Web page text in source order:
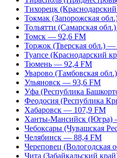
Тихорецк
Токмак (Запорожская
Тольятти (Самарская
Томск — 92,6 FM
Торжок (Тверская обл.)
Туапсе (Краснодарский
Тюмень — 92,4 FM
Уварово (Тамбовская
Ульяновск — 93,6 FM
Уфа (Республика
Феодосия (Республика
Хабаровск — 107,9 FM
Ханты-Мансийск (Югра)
Чебоксары (Чувашская
Челябинск — 88,4 FM
Череповец (Вологодская
Чита (Забайкальский